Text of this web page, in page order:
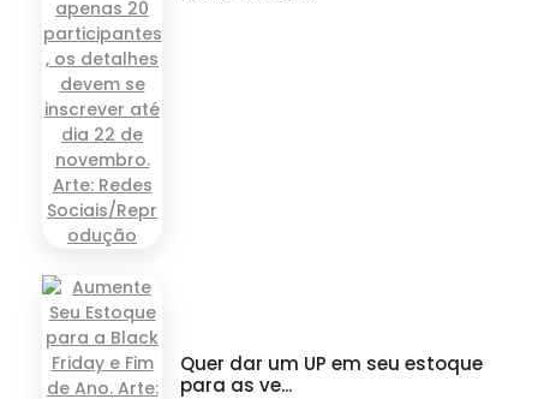
Quer dar um UP em seu estoque
para as ve...